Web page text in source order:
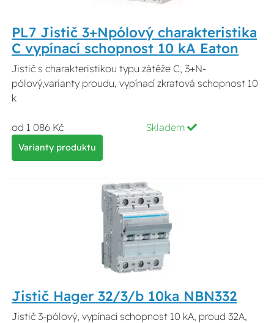
PL7 Jistič 3+Npólový charakteristika
C vypínací schopnost 10 kA Eaton
Jistič s charakteristikou typu zátěže C, 3+N-
pólový,varianty proudu, vypínací zkratová schopnost 10
k
od 1 086 Kč Skladem
Varianty produktu
Jistič Hager 32/3/b 10ka NBN332
Jistič 3-pólový, vypínací schopnost 10 kA, proud 32A,